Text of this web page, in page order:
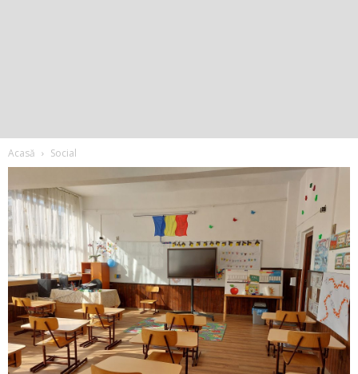
Acasă Social